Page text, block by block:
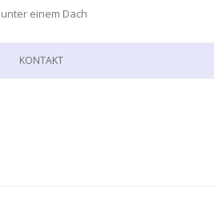
einem Dach
Zum
KONTAKT